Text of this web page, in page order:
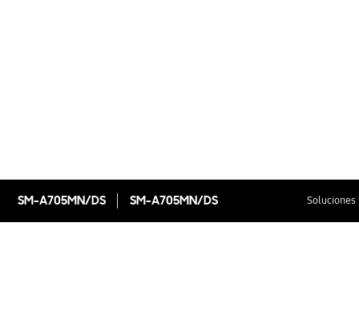
SM-A705MN/DS SM-A705MN/DS Soluciones